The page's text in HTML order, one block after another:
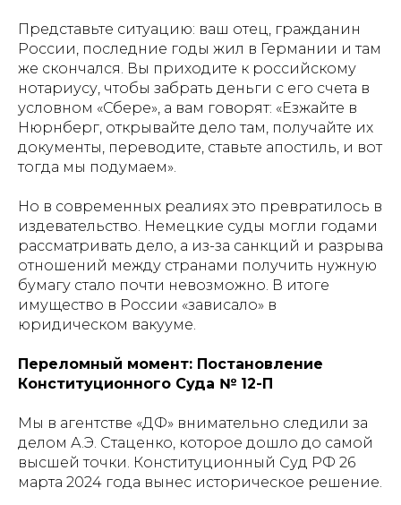
Представьте ситуацию: ваш отец, гражданин
России, последние годы жил в Германии и там
же скончался. Вы приходите к российскому
нотариусу, чтобы забрать деньги с его счета в
условном «Сбере», а вам говорят: «Езжайте в
Нюрнберг, открывайте дело там, получайте их
документы, переводите, ставьте апостиль, и вот
тогда мы подумаем».
Но в современных реалиях это превратилось в
издевательство. Немецкие суды могли годами
рассматривать дело, а из-за санкций и разрыва
отношений между странами получить нужную
бумагу стало почти невозможно. В итоге
имущество в России «зависало» в
юридическом вакууме.
Переломный момент: Постановление
Конституционного Суда № 12-П
Мы в агентстве «ДФ» внимательно следили за
делом А.Э. Стаценко, которое дошло до самой
высшей точки. Конституционный Суд РФ 26
марта 2024 года вынес историческое решение.